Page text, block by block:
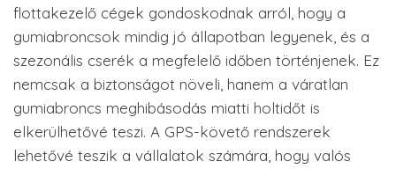
flottakezelő cégek gondoskodnak arról, hogy a
gumiabroncsok mindig jó állapotban legyenek, és a
szezonális cserék a megfelelő időben történjenek. Ez
nemcsak a biztonságot növeli, hanem a váratlan
gumiabroncs meghibásodás miatti holtidőt is
elkerülhetővé teszi. A GPS-követő rendszerek
lehetővé teszik a vállalatok számára, hogy valós